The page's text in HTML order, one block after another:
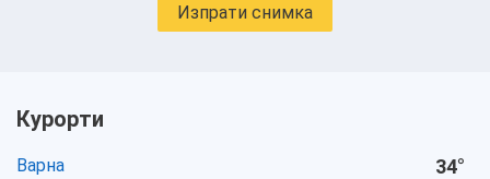
Изпрати снимка
Курорти
Варна 34°